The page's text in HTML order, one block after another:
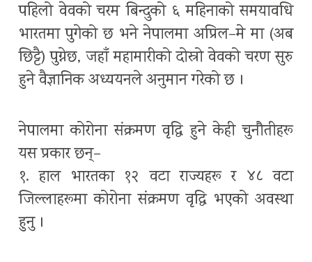
पहिलो वेवको चरम बिन्दुको ६ महिनाको समयावधि
भारतमा पुगेको छ भने नेपालमा अप्रिल–मे मा (अब
छिट्टै) पुग्नेछ, जहाँ महामारीको दोस्रो वेवको चरण सुरु
हुने वैज्ञानिक अध्ययनले अनुमान गरेको छ ।
नेपालमा कोरोना संक्रमण वृद्धि हुने केही चुनौतीहरू
यस प्रकार छन्–
१. हाल भारतका १२ वटा राज्यहरू र ४८ वटा
जिल्लाहरूमा कोरोना संक्रमण वृद्धि भएको अवस्था
हुनु ।